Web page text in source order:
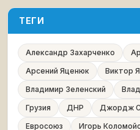
ТЕГИ
Александр Захарченко
Арсений Яценюк
Виктор
Владимир Зеленский
Грузия
ДНР Джордж
Евросоюз
Игорь